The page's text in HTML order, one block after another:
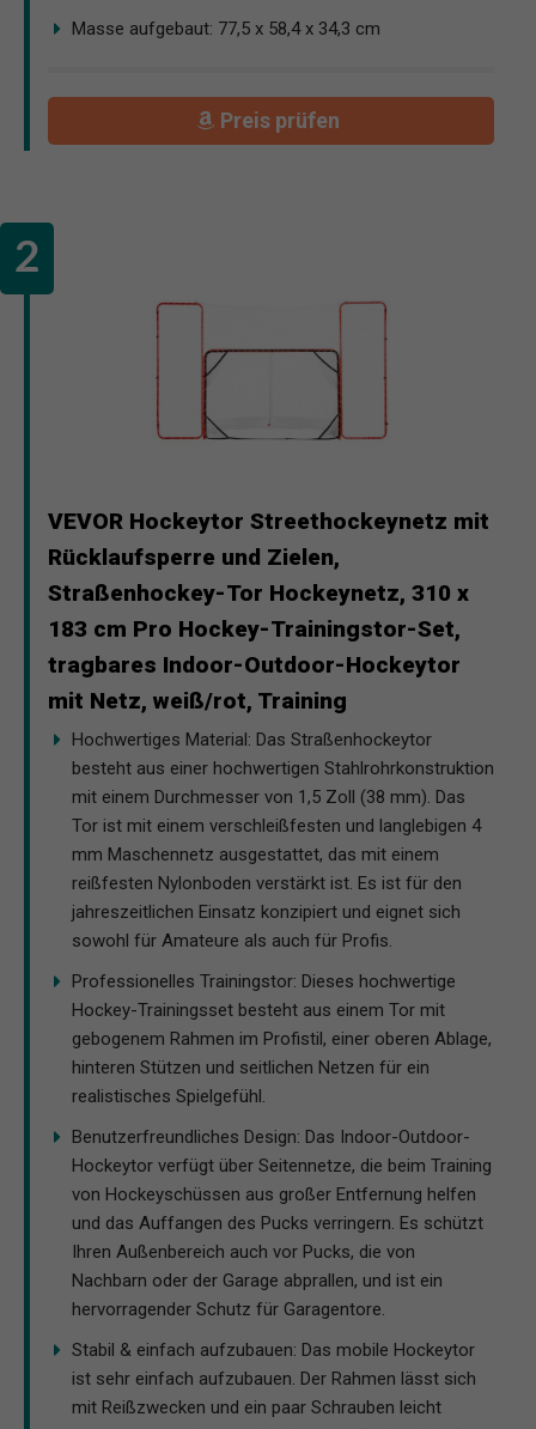
Masse aufgebaut: 77,5 x 58,4 x 34,3 cm
Preis prüfen
VEVOR Hockeytor Streethockeynetz mit
Rücklaufsperre und Zielen,
Straßenhockey-Tor Hockeynetz, 310 x
183 cm Pro Hockey-Trainingstor-Set,
tragbares Indoor-Outdoor-Hockeytor
mit Netz, weiß/rot, Training
Hochwertiges Material: Das Straßenhockeytor
besteht aus einer hochwertigen Stahlrohrkonstruktion
mit einem Durchmesser von 1,5 Zoll (38 mm). Das
Tor ist mit einem verschleißfesten und langlebigen 4
mm Maschennetz ausgestattet, das mit einem
reißfesten Nylonboden verstärkt ist. Es ist für den
jahreszeitlichen Einsatz konzipiert und eignet sich
sowohl für Amateure als auch für Profis.
Professionelles Trainingstor: Dieses hochwertige
Hockey-Trainingsset besteht aus einem Tor mit
gebogenem Rahmen im Profistil, einer oberen Ablage,
hinteren Stützen und seitlichen Netzen für ein
realistisches Spielgefühl.
Benutzerfreundliches Design: Das Indoor-Outdoor-
Hockeytor verfügt über Seitennetze, die beim Training
von Hockeyschüssen aus großer Entfernung helfen
und das Auffangen des Pucks verringern. Es schützt
Ihren Außenbereich auch vor Pucks, die von
Nachbarn oder der Garage abprallen, und ist ein
hervorragender Schutz für Garagentore.
Stabil & einfach aufzubauen: Das mobile Hockeytor
ist sehr einfach aufzubauen. Der Rahmen lässt sich
mit Reißzwecken und ein paar Schrauben leicht